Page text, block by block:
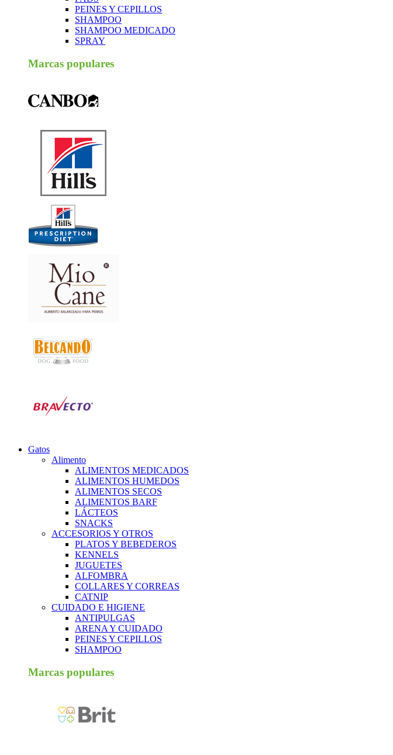
PEINES Y CEPILLOS
SHAMPOO
SHAMPOO MEDICADO
SPRAY
Marcas populares
Gatos
Alimento
ALIMENTOS MEDICADOS
ALIMENTOS HUMEDOS
ALIMENTOS SECOS
ALIMENTOS BARF
LÁCTEOS
SNACKS
ACCESORIOS Y OTROS
PLATOS Y BEBEDEROS
KENNELS
JUGUETES
ALFOMBRA
COLLARES Y CORREAS
CATNIP
CUIDADO E HIGIENE
ANTIPULGAS
ARENA Y CUIDADO
PEINES Y CEPILLOS
SHAMPOO
Marcas populares